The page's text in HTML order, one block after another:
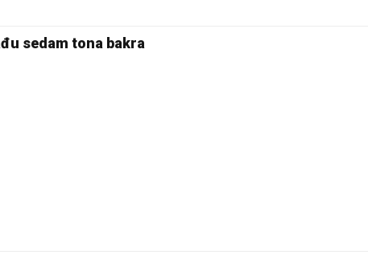
sedam tona bakra